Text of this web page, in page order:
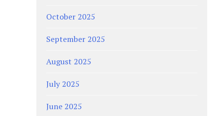
October 2025
September 2025
August 2025
July 2025
June 2025